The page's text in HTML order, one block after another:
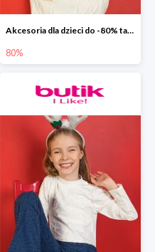
Akcesoria dla dzieci do -80% tanie w ebutik.pl
80%